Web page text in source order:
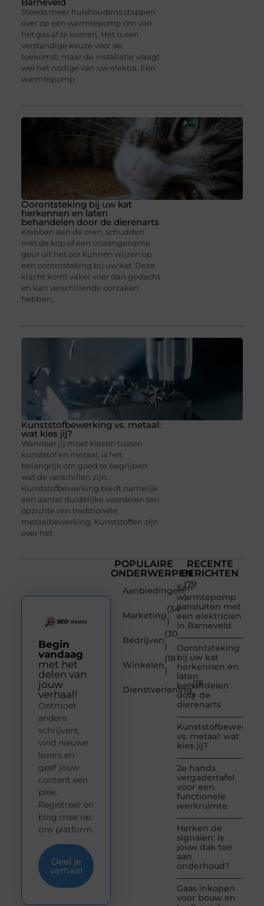
Steeds meer huishoudens stappen
over op een warmtepomp om van
het gas af te komen. Het is een
verstandige keuze voor de
toekomst, maar de installatie vraagt
wel het nodige van uw elektra. Een
warmtepomp
Oorontsteking bij uw kat
herkennen en laten
behandelen door de dierenarts
Krabben aan de oren, schudden
met de kop of een onaangename
geur uit het oor kunnen wijzen op
een oorontsteking bij uw kat. Deze
klacht komt vaker voor dan gedacht
en kan verschillende oorzaken
hebben,
Kunststofbewerking vs. metaal:
wat kies jij?
Wanneer jij moet kiezen tussen
kunststof en metaal, is het
belangrijk om goed te begrijpen
wat de verschillen zijn.
Kunststofbewerking biedt namelijk
een aantal duidelijke voordelen ten
opzichte van traditionele
metaalbewerking. Kunststoffen zijn
over het
POPULAIRE
ONDERWERPEN
Aanbiedingen
(79
)
Marketing
(34
)
Bedrijven
(30
)
Winkelen
(18
)
Dienstverlening
(18
)
RECENTE
BERICHTEN
Een
warmtepomp
aansluiten met
een elektricien
in Barneveld
Oorontsteking
bij uw kat
herkennen en
laten
behandelen
door de
dierenarts
vs. metaal: wat
kies jij?
2e hands
vergadertafel
voor een
functionele
werkruimte
Herken de
signalen: is
jouw dak toe
aan
onderhoud?
Gaas inkopen
voor bouw en
Begin
vandaag
met het
delen van
jouw
verhaal!
Ontmoet
andere
schrijvers,
vind nieuwe
lezers en
geef jouw
content een
plek.
Registreer en
blog mee op
ons platform.
Deel je
verhaal